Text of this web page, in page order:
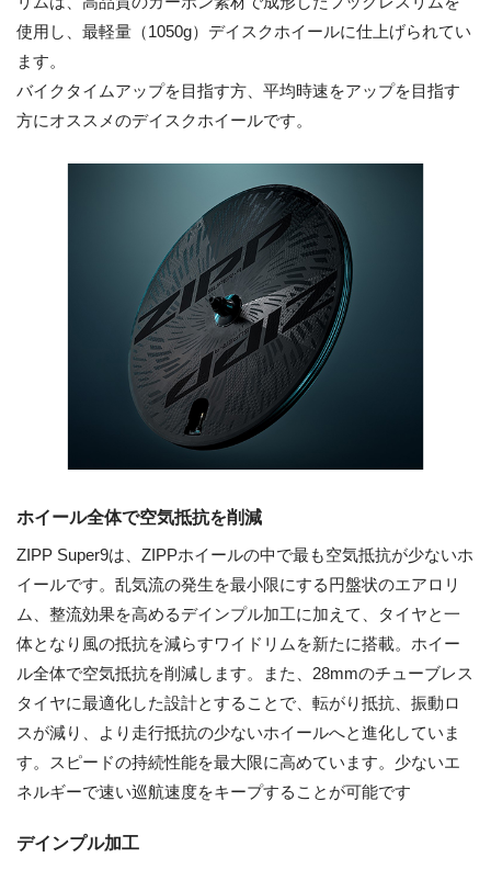
使用し、最軽量（1050g）デイスクホイールに仕上げられてい
ます。
バイクタイムアップを目指す方、平均時速をアップを目指す
方にオススメのデイスクホイールです。
ホイール全体で空気抵抗を削減
ZIPP Super9は、ZIPPホイールの中で最も空気抵抗が少ないホ
イールです。乱気流の発生を最小限にする円盤状のエアロリ
ム、整流効果を高めるデインプル加工に加えて、タイヤと一
体となり風の抵抗を減らすワイドリムを新たに搭載。ホイー
ル全体で空気抵抗を削減します。また、28mmのチューブレス
タイヤに最適化した設計とすることで、転がり抵抗、振動ロ
スが減り、より走行抵抗の少ないホイールへと進化していま
す。スピードの持続性能を最大限に高めています。少ないエ
ネルギーで速い巡航速度をキープすることが可能です
デインプル加工